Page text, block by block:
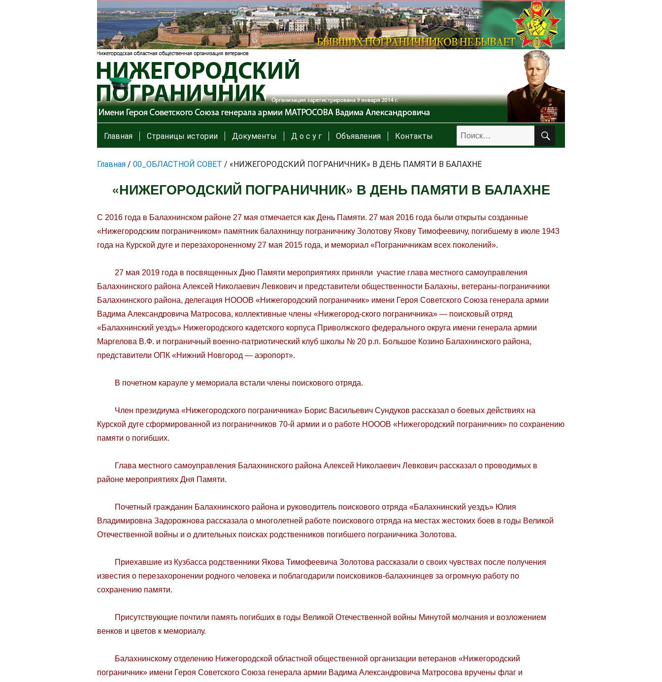
Искать: ПОИСК
Главная Страницы истории Документы Д о с у г Объявления Контакты
Главная / 00_ОБЛАСТНОЙ СОВЕТ / «НИЖЕГОРОДСКИЙ ПОГРАНИЧНИК» В ДЕНЬ ПАМЯТИ В БАЛАХНЕ
«НИЖЕГОРОДСКИЙ ПОГРАНИЧНИК» В ДЕНЬ ПАМЯТИ В БАЛАХНЕ
С 2016 года в Балахнинском районе 27 мая отмечается как День Памяти. 27 мая 2016 года были открыты созданные
«Нижегородским пограничником» памятник балахнинцу пограничнику Золотову Якову Тимофеевичу, погибшему в июле 1943
года на Курской дуге и перезахороненному 27 мая 2015 года, и мемориал «Пограничникам всех поколений».
27 мая 2019 года в посвященных Дню Памяти мероприятиях приняли участие глава местного самоуправления
Балахнинского района Алексей Николаевич Левкович и представители общественности Балахны, ветераны-пограничники
Балахнинского района, делегация НОООВ «Нижегородский пограничник» имени Героя Советского Союза генерала армии
Вадима Александровича Матросова, коллективные члены «Нижегород-ского пограничника» — поисковый отряд
«Балахнинский уездъ» Нижегородского кадетского корпуса Приволжского федерального округа имени генерала армии
Маргелова В.Ф. и пограничный военно-патриотический клуб школы № 20 р.п. Большое Козино Балахнинского района,
представители ОПК «Нижний Новгород — аэропорт».
В почетном карауле у мемориала встали члены поискового отряда.
Член президиума «Нижегородского пограничника» Борис Васильевич Сундуков рассказал о боевых действиях на
Курской дуге сформированной из пограничников 70-й армии и о работе НОООВ «Нижегородский пограничник» по сохранению
памяти о погибших.
Глава местного самоуправления Балахнинского района Алексей Николаевич Левкович рассказал о проводимых в
районе мероприятиях Дня Памяти.
Почетный гражданин Балахнинского района и руководитель поискового отряда «Балахнинский уездъ» Юлия
Владимировна Задорожнова рассказала о многолетней работе поискового отряда на местах жестоких боев в годы Великой
Отечественной войны и о длительных поисках родственников погибшего пограничника Золотова.
Приехавшие из Кузбасса родственники Якова Тимофеевича Золотова рассказали о своих чувствах после получения
известия о перезахоронении родного человека и поблагодарили поисковиков-балахнинцев за огромную работу по
сохранению памяти.
Присутствующие почтили память погибших в годы Великой Отечественной войны Минутой молчания и возложением
венков и цветов к мемориалу.
Балахнинскому отделению Нижегородской областной общественной организации ветеранов «Нижегородский
пограничник» имени Героя Советского Союза генерала армии Вадима Александровича Матросова вручены флаг и